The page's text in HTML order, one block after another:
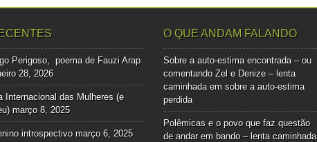
Perigoso, poema de Fauzi Arap
28, 2026
Internacional das Mulheres (e
março 8, 2025
introspectivo março 6, 2025
O QUE ANDAM FALANDO
Sobre a auto-estima encontrada – ou
comentando Zel e Denize – lenta
caminhadaem sobre a auto-estima
perdida
Polêmicas e o povo que faz questão
de andar em bando – lenta caminhada